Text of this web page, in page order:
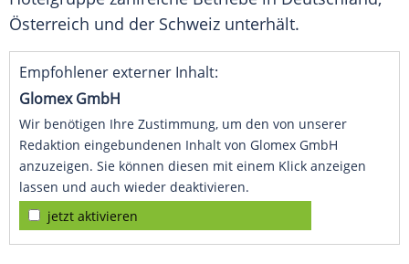
Österreich und der Schweiz unterhält.
Empfohlener externer Inhalt:
Glomex GmbH
Wir benötigen Ihre Zustimmung, um den von unserer
Redaktion eingebundenen Inhalt von Glomex GmbH
anzuzeigen. Sie können diesen mit einem Klick anzeigen
lassen und auch wieder deaktivieren.
jetzt aktivieren